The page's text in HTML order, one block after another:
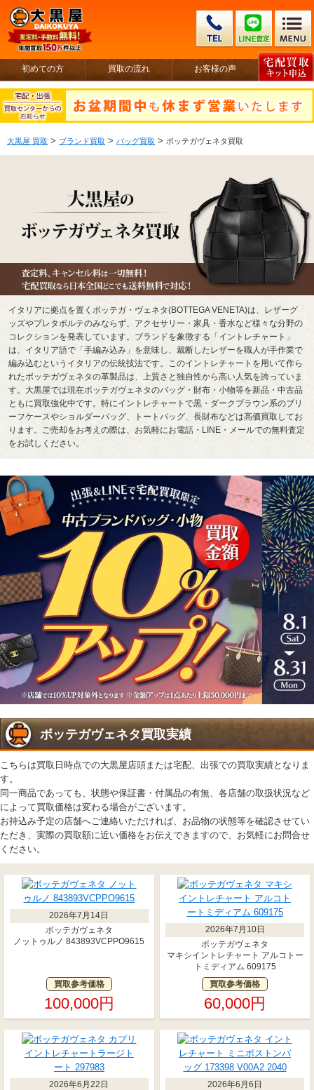
初めての方 買取の流れ お客様の声
大黒屋 買取 > ブランド買取 > バッグ買取 > ボッテガヴェネタ買取
イタリアに拠点を置くボッテガ・ヴェネタ(BOTTEGA VENETA)は、レザーグ
ッズやプレタポルテのみならず、アクセサリー・家具・香水など様々な分野の
コレクションを発表しています。ブランドを象徴する「イントレチャート」
は、イタリア語で「手編み込み」を意味し、裁断したレザーを職人が手作業で
編み込むというイタリアの伝統技法です。このイントレチャートを用いて作ら
れたボッテガヴェネタの革製品は、上質さと独自性から高い人気を誇っていま
す。大黒屋では現在ボッテガヴェネタのバッグ・財布・小物等を新品・中古品
ともに買取強化中です。特にイントレチャートで黒・ダークブラウン系のブリ
ーフケースやショルダーバッグ、トートバッグ、長財布などは高価買取してお
ります。ご売却をお考えの際は、お気軽にお電話・LINE・メールでの無料査定
をお試しください。
ボッテガヴェネタ買取実績
こちらは買取日時点での大黒屋店頭または宅配、出張での買取実績となりま
す。
同一商品であっても、状態や保証書・付属品の有無、各店舗の取扱状況など
によって買取価格は変わる場合がございます。
お持込み予定の店舗へご連絡いただければ、お品物の状態等を確認させてい
ただき、実際の買取額に近い価格をお伝えできますので、お気軽にお問合せ
ください。
2026年7月14日
ボッテガヴェネタ
ノットゥルノ 843893VCPPO9615
買取参考価格
100,000円
2026年7月10日
ボッテガヴェネタ
マキシイントレチャート アルコトー
トミディアム 609175
買取参考価格
60,000円
2026年6月22日
2026年6月6日